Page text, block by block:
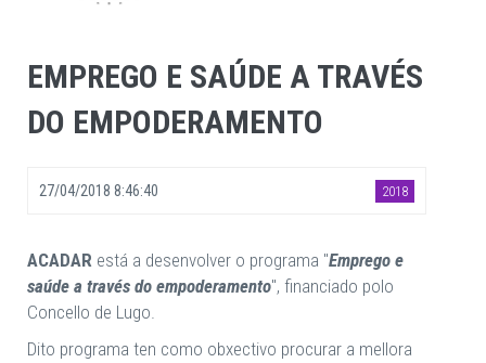
EMPREGO E SAÚDE A TRAVÉS
DO EMPODERAMENTO
27/04/2018 8:46:40 2018
ACADAR está a desenvolver o programa "Emprego e
saúde a través do empoderamento", financiado polo
Concello de Lugo.
Dito programa ten como obxectivo procurar a mellora